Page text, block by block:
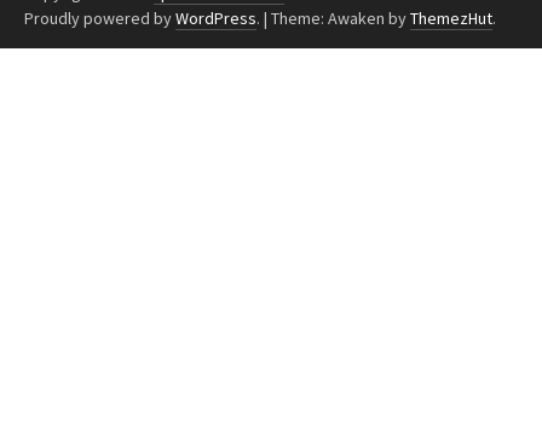
Proudly powered byWordPress. | Theme: Awaken byThemezHut.